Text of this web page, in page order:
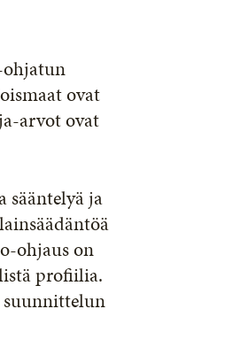
ohjatun
ovat
arvot ovat
sääntelyä ja
ohjaus on
profiilia.
suunnittelun